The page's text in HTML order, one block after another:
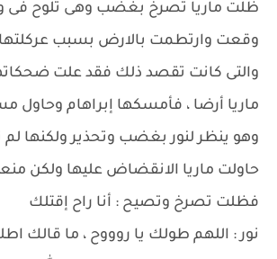
ظلت ماريا تصرخ بغضب وهى تلوح فى
وقعت وارتطمت بالارض بسبب
والتى كانت تقصد ذلك فقد علت
ماريا أرضا ، فأمسكها إبراهام وحاول
وهو ينظر لنور بغضب وتحذير ولكنها لم
حاولت ماريا الانقضاض عليها ولكن
فظلت تصرخ وتصيح : أنا راح إقتلك
نور : اللهم طولك يا روووح ، ما قالك